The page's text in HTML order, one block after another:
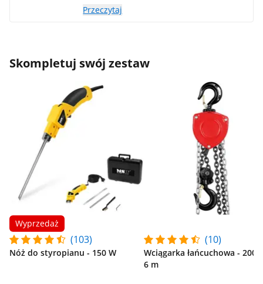
Przeczytaj
Skompletuj swój zestaw
Wyprzedaż
(103)
Nóż do styropianu - 150 W
(10)
Wciągarka łańcuchowa -
6 m